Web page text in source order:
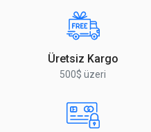
Üretsiz Kargo
500$ üzeri